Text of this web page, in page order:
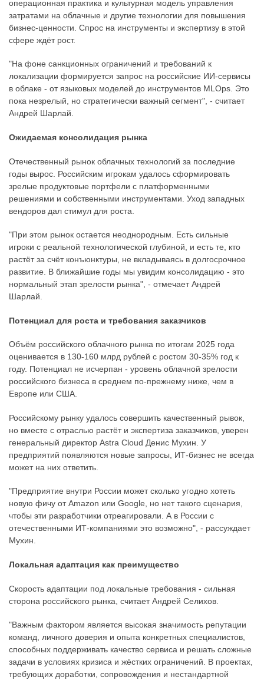
операционная практика и культурная модель управления
затратами на облачные и другие технологии для повышения
бизнес-ценности. Спрос на инструменты и экспертизу в этой
сфере ждёт рост.
"На фоне санкционных ограничений и требований к
локализации формируется запрос на российские ИИ-сервисы
в облаке - от языковых моделей до инструментов MLOps. Это
пока незрелый, но стратегически важный сегмент", - считает
Андрей Шарлай.
Ожидаемая консолидация рынка
Отечественный рынок облачных технологий за последние
годы вырос. Российским игрокам удалось сформировать
зрелые продуктовые портфели с платформенными
решениями и собственными инструментами. Уход западных
вендоров дал стимул для роста.
"При этом рынок остается неоднородным. Есть сильные
игроки с реальной технологической глубиной, и есть те, кто
растёт за счёт конъюнктуры, не вкладываясь в долгосрочное
развитие. В ближайшие годы мы увидим консолидацию - это
нормальный этап зрелости рынка", - отмечает Андрей
Шарлай.
Потенциал для роста и требования заказчиков
Объём российского облачного рынка по итогам 2025 года
оценивается в 130-160 млрд рублей с ростом 30-35% год к
году. Потенциал не исчерпан - уровень облачной зрелости
российского бизнеса в среднем по-прежнему ниже, чем в
Европе или США.
Российскому рынку удалось совершить качественный рывок,
но вместе с отраслью растёт и экспертиза заказчиков, уверен
генеральный директор Astra Cloud Денис Мухин. У
предприятий появляются новые запросы, ИТ-бизнес не всегда
может на них ответить.
"Предприятие внутри России может сколько угодно хотеть
новую фичу от Amazon или Google, но нет такого сценария,
чтобы эти разработчики отреагировали. А в России с
отечественными ИТ-компаниями это возможно", - рассуждает
Мухин.
Локальная адаптация как преимущество
Скорость адаптации под локальные требования - сильная
сторона российского рынка, считает Андрей Селихов.
"Важным фактором является высокая значимость репутации
команд, личного доверия и опыта конкретных специалистов,
способных поддерживать качество сервиса и решать сложные
задачи в условиях кризиса и жёстких ограничений. В проектах,
требующих доработки, сопровождения и нестандартной